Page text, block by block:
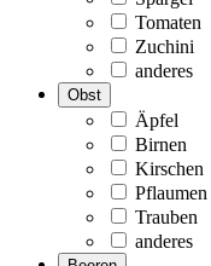
Tomaten
Zuchini
anderes
Obst
Äpfel
Birnen
Kirschen
Pflaumen
Trauben
anderes